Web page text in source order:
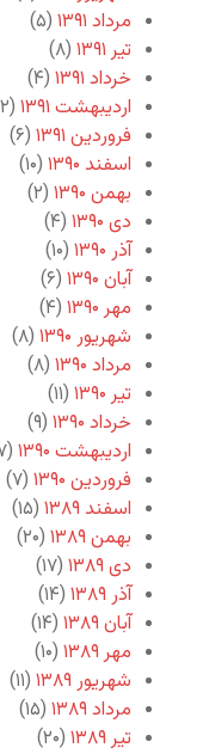
مرداد ۱۳۹۱
(۵)
تیر ۱۳۹۱
(۸)
خرداد ۱۳۹۱
(۴)
اردیبهشت ۱۳۹۱
(۲)
فروردین ۱۳۹۱
(۶)
اسفند ۱۳۹۰
(۱۰)
بهمن ۱۳۹۰
(۲)
دی ۱۳۹۰
(۴)
آذر ۱۳۹۰
(۱۰)
آبان ۱۳۹۰
(۶)
مهر ۱۳۹۰
(۴)
شهریور ۱۳۹۰
(۸)
مرداد ۱۳۹۰
(۸)
تیر ۱۳۹۰
(۱۱)
خرداد ۱۳۹۰
(۹)
اردیبهشت ۱۳۹۰
(۷)
فروردین ۱۳۹۰
(۷)
اسفند ۱۳۸۹
(۱۵)
بهمن ۱۳۸۹
(۲۰)
دی ۱۳۸۹
(۱۷)
آذر ۱۳۸۹
(۱۴)
آبان ۱۳۸۹
(۱۴)
مهر ۱۳۸۹
(۱۰)
شهریور ۱۳۸۹
(۱۱)
مرداد ۱۳۸۹
(۱۵)
تیر ۱۳۸۹
(۲۰)